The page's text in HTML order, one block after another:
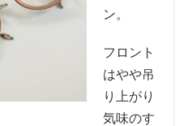
ン。
フロント
はやや吊
り上がり
気味のす